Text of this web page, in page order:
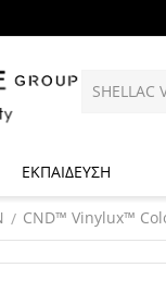
ΕΚΠΑΙΔΕΥΣΗ
/ CND™ Vinylux™